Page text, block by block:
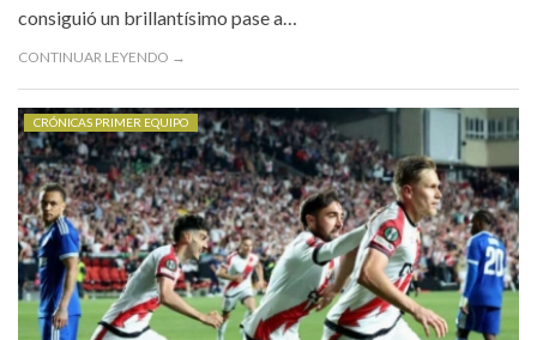
consiguió un brillantísimo pase a…
CONTINUAR LEYENDO →
CRÓNICAS PRIMER EQUIPO